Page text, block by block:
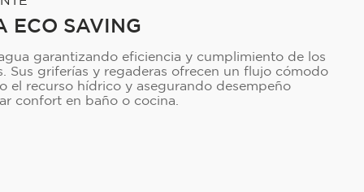
ECO SAVING
garantizando eficiencia y cumplimiento de los
Sus griferías y regaderas ofrecen un flujo cómodo
el recurso hídrico y asegurando desempeño
confort en baño o cocina.